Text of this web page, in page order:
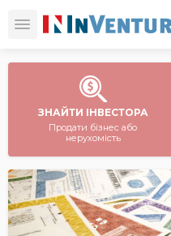
ЗНАЙТИ ІНВЕСТОРА
Продати бізнес або
нерухомість